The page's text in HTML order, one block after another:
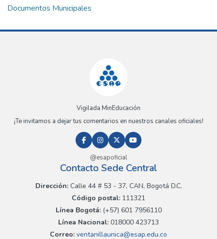
Documentos Municipales
Vigilada MinEducación
¡Te invitamos a dejar tus comentarios en nuestros canales oficiales!
@esapoficial
Contacto Sede Central
Dirección:Calle 44 # 53 - 37, CAN, Bogotá D.C.
Código postal: 111321
Línea Bogotá:(+57) 601 7956110
Línea Nacional: 018000 423713
Correo: ventanillaunica@esap.edu.co